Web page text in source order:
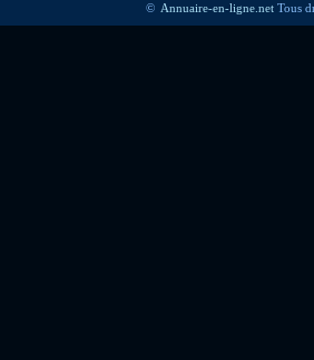
© Annuaire-en-ligne.net Tous